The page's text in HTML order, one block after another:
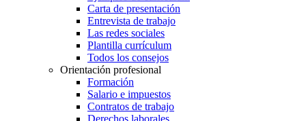
Carta de presentación
Entrevista de trabajo
Las redes sociales
Plantilla currículum
Todos los consejos
Orientación profesional
Formación
Salario e impuestos
Contratos de trabajo
Derechos laborales